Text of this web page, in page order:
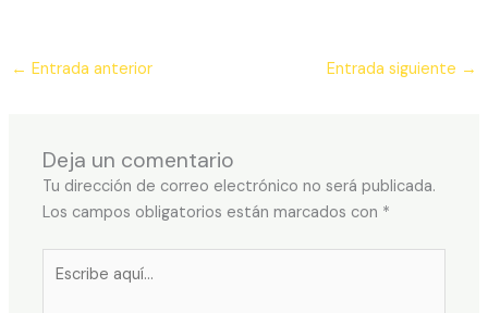
← Entrada anterior Entrada siguiente →
Deja un comentario
Tu dirección de correo electrónico no será publicada.
Los campos obligatorios están marcados con *